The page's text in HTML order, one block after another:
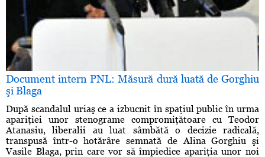
Document intern PNL: Măsură dură luată de Gorghiu
şi Blaga
După scandalul uriaş ce a izbucnit în spaţiul public în urma
apariţiei unor stenograme compromiţătoare cu Teodor
Atanasiu, liberalii au luat sâmbătă o decizie radicală,
transpusă într-o hotărâre semnată de Alina Gorghiu şi
Vasile Blaga, prin care vor să împiedice apariţia unor noi